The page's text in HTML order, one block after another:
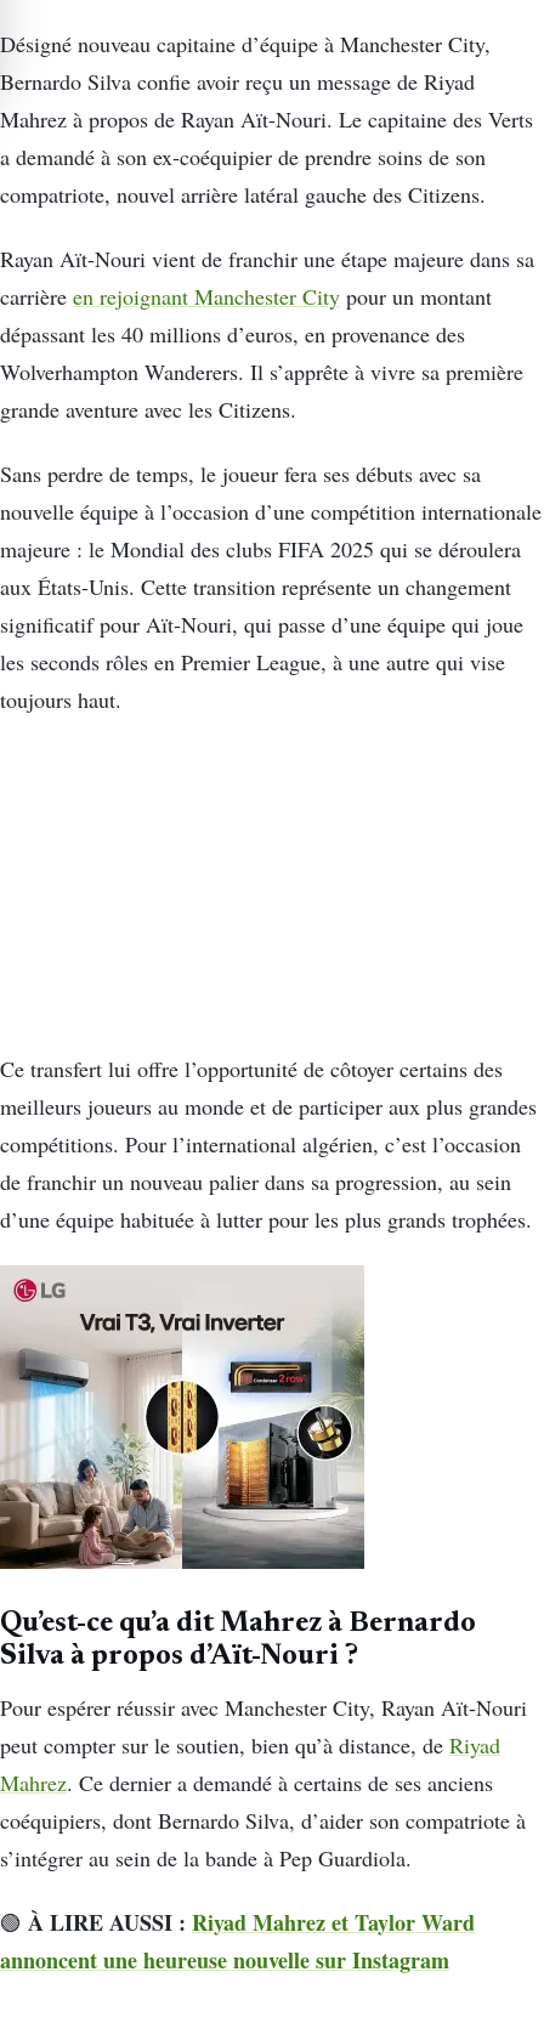
Désigné nouveau capitaine d’équipe à Manchester City,
Bernardo Silva confie avoir reçu un message de Riyad
Mahrez à propos de Rayan Aït-Nouri. Le capitaine des Verts
a demandé à son ex-coéquipier de prendre soins de son
compatriote, nouvel arrière latéral gauche des Citizens.
Rayan Aït-Nouri vient de franchir une étape majeure dans sa
carrière en rejoignant Manchester City pour un montant
dépassant les 40 millions d’euros, en provenance des
Wolverhampton Wanderers. Il s’apprête à vivre sa première
grande aventure avec les Citizens.
Sans perdre de temps, le joueur fera ses débuts avec sa
nouvelle équipe à l’occasion d’une compétition internationale
majeure : le Mondial des clubs FIFA 2025 qui se déroulera
aux États-Unis. Cette transition représente un changement
significatif pour Aït-Nouri, qui passe d’une équipe qui joue
les seconds rôles en Premier League, à une autre qui vise
toujours haut.
Ce transfert lui offre l’opportunité de côtoyer certains des
meilleurs joueurs au monde et de participer aux plus grandes
compétitions. Pour l’international algérien, c’est l’occasion
de franchir un nouveau palier dans sa progression, au sein
d’une équipe habituée à lutter pour les plus grands trophées.
Qu’est-ce qu’a dit Mahrez à Bernardo
Silva à propos d’Aït-Nouri ?
Pour espérer réussir avec Manchester City, Rayan Aït-Nouri
peut compter sur le soutien, bien qu’à distance, de Riyad
Mahrez. Ce dernier a demandé à certains de ses anciens
coéquipiers, dont Bernardo Silva, d’aider son compatriote à
s’intégrer au sein de la bande à Pep Guardiola.
🟢 À LIRE AUSSI : Riyad Mahrez et Taylor Ward
annoncent une heureuse nouvelle sur Instagram